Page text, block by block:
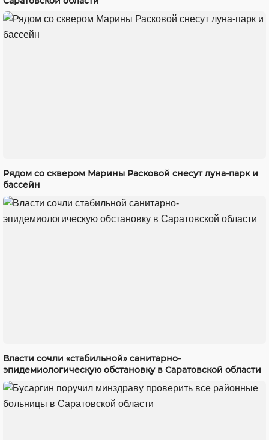
Рядом со сквером Марины Расковой снесут луна-парк и
бассейн
Власти сочли «стабильной» санитарно-
эпидемиологическую обстановку в Саратовской области